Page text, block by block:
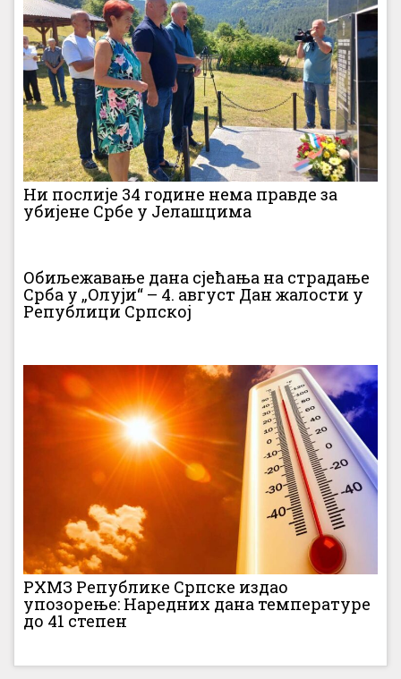
Ни послије 34 године нема правде за
убијене Србе у Јелашцима
Обиљежавање дана сјећања на страдање
Срба у „Олуји“ – 4. август Дан жалости у
Републици Српској
РХМЗ Републике Српске издао
упозорење: Наредних дана температуре
до 41 степен